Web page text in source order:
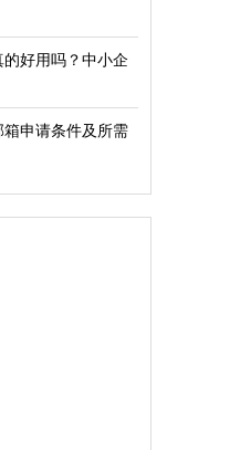
好用吗？中小企
申请条件及所需